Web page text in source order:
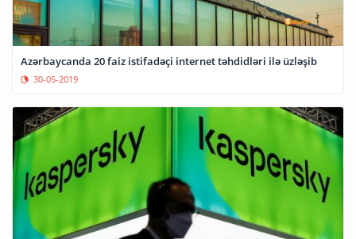
Azərbaycanda 20 faiz istifadəçi internet təhdidləri ilə üzləşib
30-05-2019